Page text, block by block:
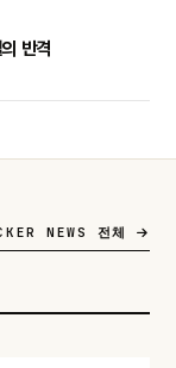
반격
NEWS 전체